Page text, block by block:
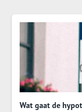
Wat gaat de